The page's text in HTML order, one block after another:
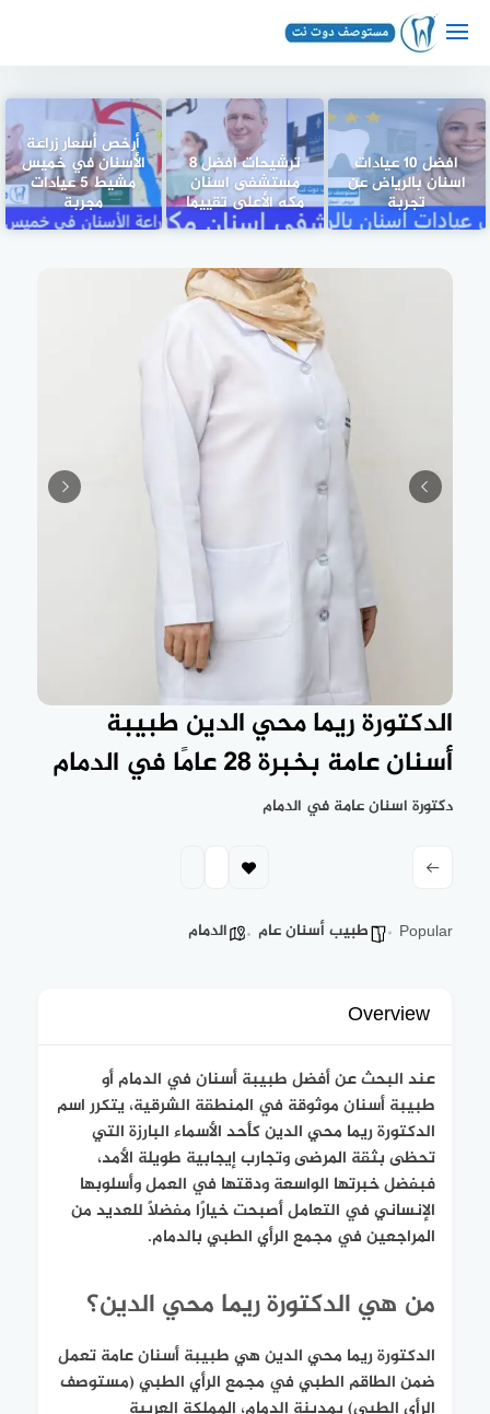
افضل 10 عيادات
اسنان بالرياض عن
تجربة
ترشيحات افضل 8
مستشفى اسنان
مكه الأعلى تقييما
أرخص أسعار زراعة
الأسنان في خميس
مشيط 5 عيادات
مجربة
الدكتورة ريما محي الدين طبيبة
أسنان عامة بخبرة 28 عامًا في الدمام
دكتورة اسنان عامة في الدمام
Popular طبيب أسنان عام الدمام
Overview
عند البحث عن أفضل طبيبة أسنان في الدمام أو
طبيبة أسنان موثوقة في المنطقة الشرقية، يتكرر اسم
الدكتورة ريما محي الدين كأحد الأسماء البارزة التي
تحظى بثقة المرضى وتجارب إيجابية طويلة الأمد،
فبفضل خبرتها الواسعة ودقتها في العمل وأسلوبها
الإنساني في التعامل أصبحت خيارًا مفضلًا للعديد من
المراجعين في مجمع الرأي الطبي بالدمام.
من هي الدكتورة ريما محي الدين؟
الدكتورة ريما محي الدين هي طبيبة أسنان عامة تعمل
ضمن الطاقم الطبي في مجمع الرأي الطبي (مستوصف